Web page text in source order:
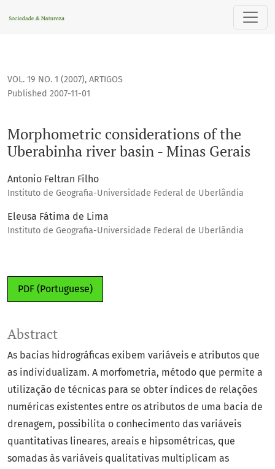
Morphometric considerations of the Uberabinha river basin
VOL. 19 NO. 1 (2007), ARTIGOS
Morphometric considerations of the
Uberabinha river basin - Minas Gerais
Published 2007-11-01
Antonio Feltran Filho
Instituto de Geografia-Universidade Federal de Uberlândia
Eleusa Fátima de Lima
Instituto de Geografia-Universidade Federal de Uberlândia
PDF (Portuguese)
Abstract
As bacias hidrográficas exibem variáveis e atributos que
as individualizam. A morfometria, método que permite a
utilização de técnicas para se obter índices de relações
numéricas existentes entre os atributos de uma bacia de
drenagem, possibilita o conhecimento das variáveis
quantitativas lineares, areais e hipsométricas, que
somadas às variáveis qualitativas multiplicam as